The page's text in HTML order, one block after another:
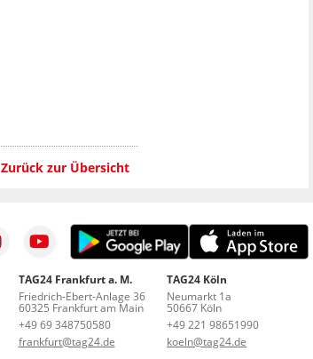
Zurück zur Übersicht
TAG24 Frankfurt a. M.
Friedrich-Ebert-Anlage 36
60325 Frankfurt am Main
+49 69 348750580
frankfurt@tag24.de
TAG24 Köln
Neumarkt 1a
50667 Köln
+49 221 98651990
koeln@tag24.de